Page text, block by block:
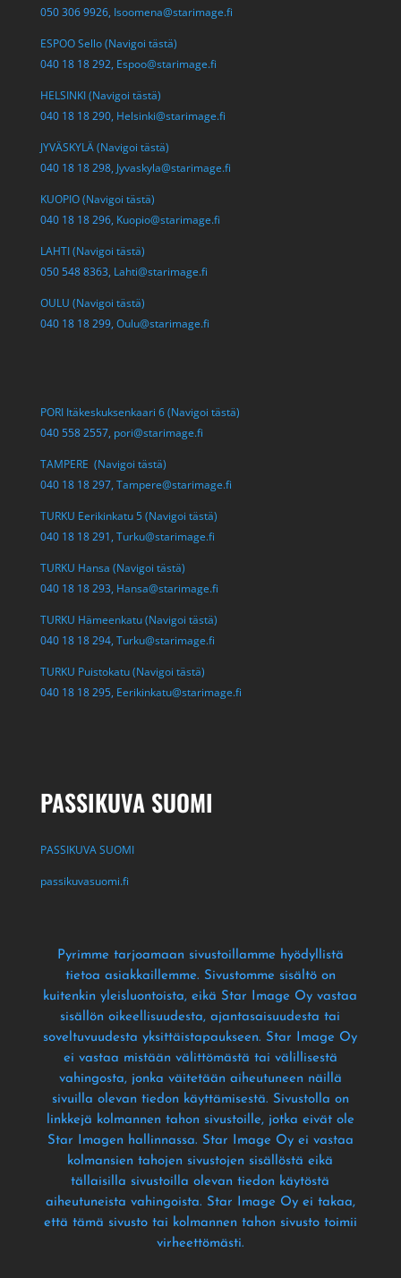
050 306 9926, Isoomena@starimage.fi
ESPOO Sello (Navigoi tästä)
040 18 18 292, Espoo@starimage.fi
HELSINKI (Navigoi tästä)
040 18 18 290, Helsinki@starimage.fi
JYVÄSKYLÄ (Navigoi tästä)
040 18 18 298, Jyvaskyla@starimage.fi
KUOPIO (Navigoi tästä)
040 18 18 296, Kuopio@starimage.fi
LAHTI (Navigoi tästä)
050 548 8363, Lahti@starimage.fi
OULU (Navigoi tästä)
040 18 18 299, Oulu@starimage.fi
PORI Itäkeskuksenkaari 6 (Navigoi tästä)
040 558 2557, pori@starimage.fi
TAMPERE (Navigoi tästä)
040 18 18 297, Tampere@starimage.fi
TURKU Eerikinkatu 5 (Navigoi tästä)
040 18 18 291, Turku@starimage.fi
TURKU Hansa (Navigoi tästä)
040 18 18 293, Hansa@starimage.fi
TURKU Hämeenkatu (Navigoi tästä)
040 18 18 294, Turku@starimage.fi
TURKU Puistokatu (Navigoi tästä)
040 18 18 295, Eerikinkatu@starimage.fi
PASSIKUVA SUOMI
PASSIKUVA SUOMI
passikuvasuomi.fi
Pyrimme tarjoamaan sivustoillamme hyödyllistä
tietoa asiakkaillemme. Sivustomme sisältö on
kuitenkin yleisluontoista, eikä Star Image Oy vastaa
sisällön oikeellisuudesta, ajantasaisuudesta tai
soveltuvuudesta yksittäistapaukseen. Star Image Oy
ei vastaa mistään välittömästä tai välillisestä
vahingosta, jonka väitetään aiheutuneen näillä
sivuilla olevan tiedon käyttämisestä. Sivustolla on
linkkejä kolmannen tahon sivustoille, jotka eivät ole
Star Imagen hallinnassa. Star Image Oy ei vastaa
kolmansien tahojen sivustojen sisällöstä eikä
tällaisilla sivustoilla olevan tiedon käytöstä
aiheutuneista vahingoista. Star Image Oy ei takaa,
että tämä sivusto tai kolmannen tahon sivusto toimii
virheettömästi.